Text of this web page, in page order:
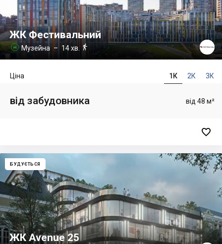
ЖК Фестивальний
 Музейна – 14 хв. 
1К 2К 3К
Ціна
від 48 м²
від забудовника

БУДУЄТЬСЯ
ЖК Avenue 25